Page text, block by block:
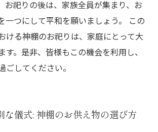
お祀りの後は、家族全員が集まり、お
一つにして平和を願いましょう。 この
ける神棚のお祀りは、家庭にとって大
す。是非、皆様もこの機会を利用し、
ごしてください。
な儀式: 神棚のお供え物の選び方